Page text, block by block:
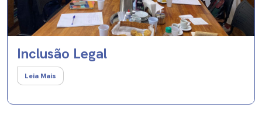
Inclusão Legal
Leia Mais